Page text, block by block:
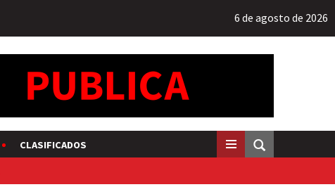
6 de agosto de 2026
CLASIFICADOS